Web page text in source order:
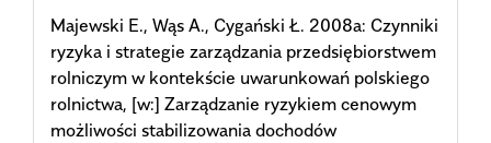
Majewski E., Wąs A., Cygański Ł. 2008a: Czynniki
ryzyka i strategie zarządzania przedsiębiorstwem
rolniczym w kontekście uwarunkowań polskiego
rolnictwa, [w:] Zarządzanie ryzykiem cenowym
możliwości stabilizowania dochodów